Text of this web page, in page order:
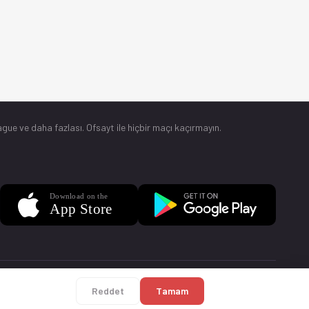
ve daha fazlası. Ofsayt ile hiçbir maçı kaçırmayın.
Reddet Tamam